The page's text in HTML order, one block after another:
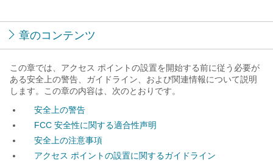
章のコンテンツ
この章では、アクセス ポイントの設置を開始する前に従う必要が
ある安全上の警告、ガイドライン、および関連情報について説明
します。この章の内容は、次のとおりです。
安全上の警告
FCC 安全性に関する適合性声明
安全上の注意事項
アクセス ポイントの設置に関するガイドライン